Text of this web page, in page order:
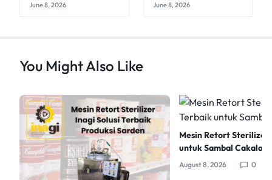
June 8, 2026 June 8, 2026
You Might Also Like
Mesin Retort Sterilizer
untuk Sambal
August 8, 2026 0